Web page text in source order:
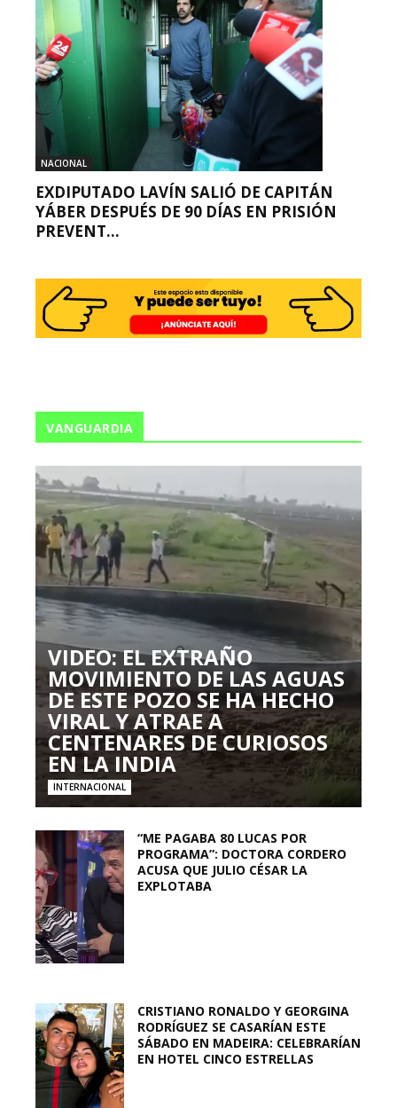
NACIONAL
EXDIPUTADO LAVÍN SALIÓ DE CAPITÁN
YÁBER DESPUÉS DE 90 DÍAS EN PRISIÓN
PREVENT...
VANGUARDIA
VIDEO: EL EXTRAÑO
MOVIMIENTO DE LAS AGUAS
DE ESTE POZO SE HA HECHO
VIRAL Y ATRAE A
CENTENARES DE CURIOSOS
EN LA INDIA
INTERNACIONAL
“ME PAGABA 80 LUCAS POR
PROGRAMA”: DOCTORA CORDERO
ACUSA QUE JULIO CÉSAR LA
EXPLOTABA
CRISTIANO RONALDO Y GEORGINA
RODRÍGUEZ SE CASARÍAN ESTE
SÁBADO EN MADEIRA: CELEBRARÍAN
EN HOTEL CINCO ESTRELLAS